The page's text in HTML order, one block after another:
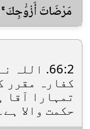
مَرْضَاتَ أَزْوَٰجِكَ
66:2.
کفارہ مقرر
تمہارا آقا
حکمت والا